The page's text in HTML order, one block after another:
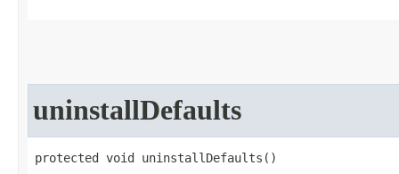
uninstallDefaults
protected void uninstallDefaults​()